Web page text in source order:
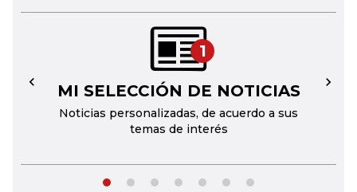
1
MI SELECCIÓN DE NOTICIAS
Noticias personalizadas, de acuerdo a sus
temas de interés
← →